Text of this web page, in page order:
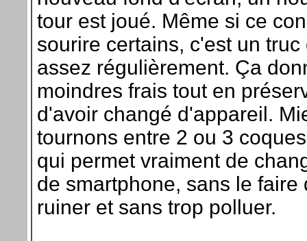
tour est joué. Même si ce
sourire certains, c'est un
assez régulièrement. Ça
moindres frais tout en
d'avoir changé d'appareil.
tournons entre 2 ou 3
qui permet vraiment de
de smartphone, sans le faire
ruiner et sans trop polluer.